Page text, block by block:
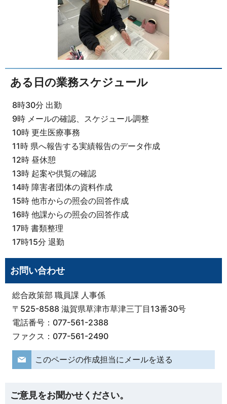
ある日の業務スケジュール
8時30分 出勤
9時 メールの確認、スケジュール調整
10時 更生医療事務
11時 県へ報告する実績報告のデータ作成
12時 昼休憩
13時 起案や供覧の確認
14時 障害者団体の資料作成
15時 他市からの照会の回答作成
16時 他課からの照会の回答作成
17時 書類整理
17時15分 退勤
お問い合わせ
総合政策部 職員課 人事係
〒525-8588 滋賀県草津市草津三丁目13番30号
電話番号：077-561-2388
ファクス：077-561-2490
このページの作成担当にメールを送る
ご意見をお聞かせください。